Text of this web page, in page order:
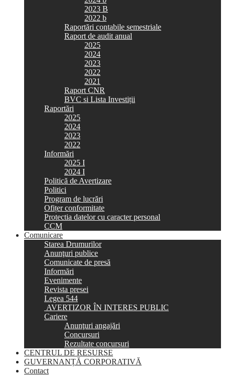
2023 B
2022 b
Raportări contabile semestriale
Raport de audit anual
2025
2024
2023
2022
2021
Raport CNR
BVC si Lista Investiții
Raportări
2025
2024
2023
2022
Informări
2025 I
2024 I
Politică de Avertizare
Politici
Program de lucrări
Ofițer conformitate
Protectia datelor cu caracter personal
CCM
Comunicare
Starea Drumurilor
Anunţuri publice
Comunicate de presă
Informări
Evenimente
Revista presei
Legea 544
AVERTIZOR ÎN INTERES PUBLIC
Cariere
Anunţuri angajări
Concursuri
Rezultate concursuri
CENTRUL DE RESURSE
GUVERNANȚĂ CORPORATIVĂ
Contact